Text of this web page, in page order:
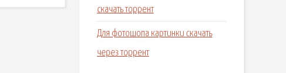
скачать торрент
Для фотошопа картинки скачать
через торрент